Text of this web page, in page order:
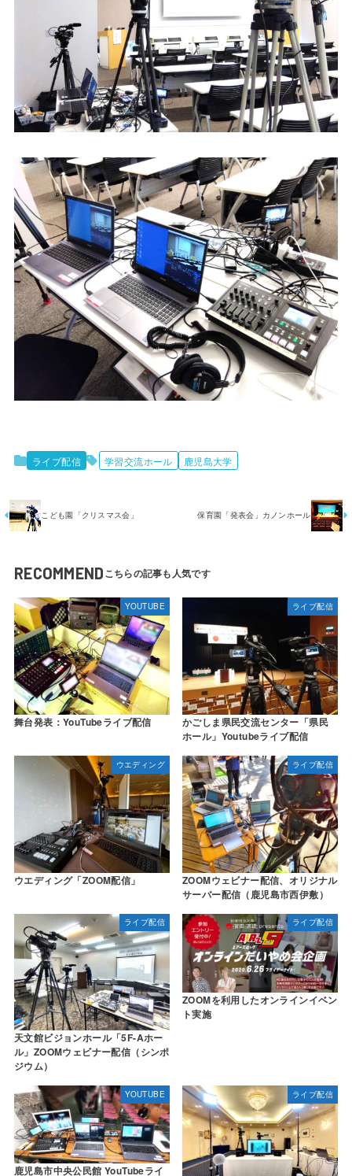
ライブ配信 学習交流ホール 鹿児島大学
こども園「クリスマス会」 保育園「発表会」カノンホール
RECOMMEND
YOUTUBE
舞台発表：YouTubeライブ配信
ライブ配信
かごしま県民交流センター「県民
ホール」Youtubeライブ配信
ウエディング
ウエディング「ZOOM配信」
ライブ配信
ZOOMウェビナー配信、オリジナル
サーバー配信（鹿児島市西伊敷）
ライブ配信
天文館ビジョンホール「5F-Aホー
ル」ZOOMウェビナー配信（シンポ
ジウム）
ライブ配信
ZOOMを利用したオンラインイベン
ト実施
YOUTUBE
鹿児島市中央公民館 YouTubeライ
ライブ配信